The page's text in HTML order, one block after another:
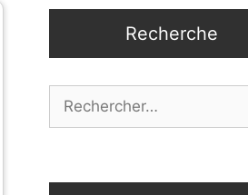
Recherche